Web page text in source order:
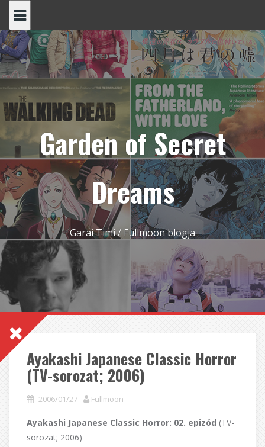
content
Garden of Secret
Dreams
Garai Timi / Fullmoon blogja
Ayakashi Japanese Classic Horror
(TV-sorozat; 2006)
2006/01/27 Fullmoon
Ayakashi Japanese Classic Horror: 02. epizód (TV-
sorozat; 2006)